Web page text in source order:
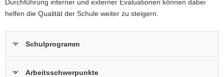
e
i
g
i
Durchführung interner und externer Evaluationen können dabei
helfen die Qualität der Schule weiter zu steigern.
Schulprogramm
Arbeitsschwerpunkte